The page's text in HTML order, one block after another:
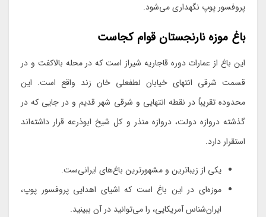
پروفسور پوپ نگهداری می‌شود.
باغ موزه نارنجستان قوام کجاست
این باغ از عمارات دوره قاجاریه شیراز است که در محله بالاکفت و در
قسمت شرقی انتهای خیابان لطفعلی خان زند واقع است. این
محدوده تقریباً در نقطه انتهایی و شرقی شهر قدیم و در جایی که در
گذشته دروازه دولت، دروازه منذر و کل شیخ ابوذرعه قرار داشته‌اند
استقرار دارد.
یکی از زیباترین و مشهورترین باغ‌های ایرانی‌ست.
موزه‌ای در این باغ است که اشیای اهدایی پروفسور پوپ،
ایران‌شناس آمریکایی، را می‌توانید در آن ببینید.